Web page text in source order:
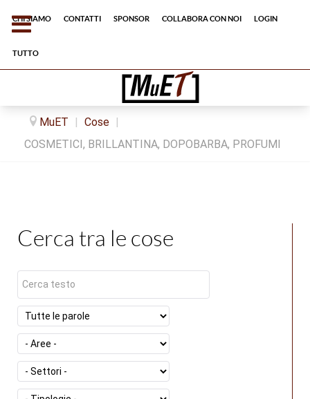
Chi siamo Contatti Sponsor Collabora con noi Login
tutto
MuET | Cose |
COSMETICI, BRILLANTINA, DOPOBARBA, PROFUMI
Cerca tra le cose